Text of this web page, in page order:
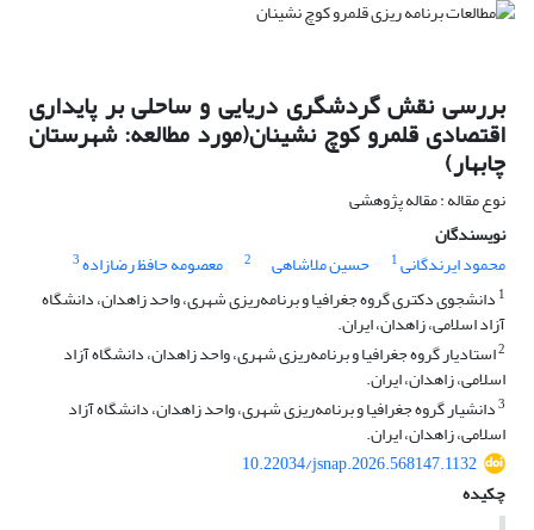
بررسی نقش گردشگری دریایی و ساحلی بر پایداری
اقتصادی قلمرو کوچ ­نشینان(مورد مطالعه: شهرستان
چابهار)
نوع مقاله : مقاله پژوهشی
نویسندگان
محمود ایرندگانی1 حسین ملاشاهی 2 معصومه حافظ رضازاده3
1 دانشجوی دکتری گروه جغرافیا و برنامه‌ریزی شهری، واحد زاهدان، دانشگاه
آزاد اسلامی، زاهدان، ایران.
2استادیار گروه جغرافیا و برنامه‌ریزی شهری، واحد زاهدان، دانشگاه آزاد
اسلامی، زاهدان، ایران.
3دانشیار گروه جغرافیا و برنامه‌ریزی شهری، واحد زاهدان، دانشگاه آزاد
اسلامی، زاهدان، ایران.
10.22034/jsnap.2026.568147.1132
چکیده